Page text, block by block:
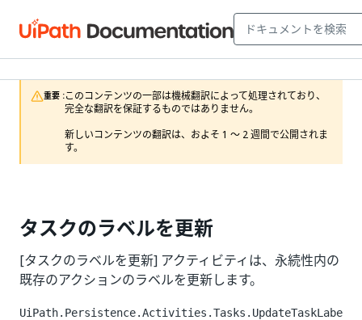
重要 :このコンテンツの一部は機械翻訳によって処理されており、
完全な翻訳を保証するものではありません。
新しいコンテンツの翻訳は、およそ 1 ～ 2 週間で公開されま
す。
タスクのラベルを更新
[タスクのラベルを更新] アクティビティは、永続性内の
既存のアクションのラベルを更新します。
UiPath.Persistence.Activities.Tasks.UpdateTaskLabe